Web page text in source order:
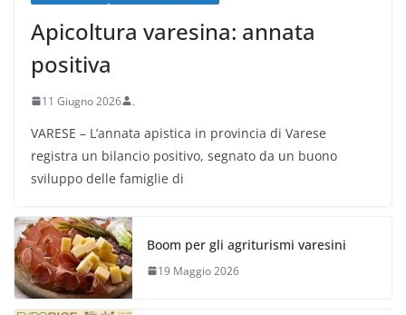
Apicoltura varesina: annata
positiva
11 Giugno 2026 .
VARESE – L’annata apistica in provincia di Varese
registra un bilancio positivo, segnato da un buono
sviluppo delle famiglie di
Boom per gli agriturismi varesini
19 Maggio 2026